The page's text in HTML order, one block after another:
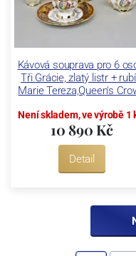
Kávová souprava pro 6
Tři Grácie, zlatý listr +
Marie Tereza,Queen's
Není skladem, ve výrobě 1
10 890 Kč
Detail